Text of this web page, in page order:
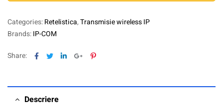
Categories:Retelistica,Transmisie wireless IP
Brands:IP-COM
Share: Facebook
TwitterLinkedinGoogle+Pinterest
Descriere